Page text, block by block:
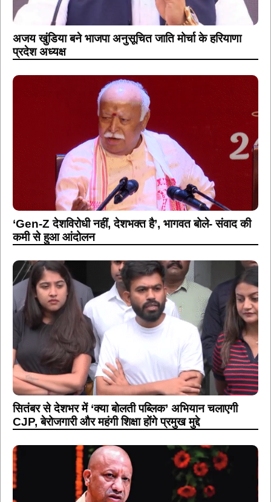
अजय खुंडिया बने भाजपा अनुसूचित जाति मोर्चा के हरियाणा
प्रदेश अध्यक्ष
‘Gen-Z देशविरोधी नहीं, देशभक्त है’, भागवत बोले- संवाद की
कमी से हुआ आंदोलन
सितंबर से देशभर में ‘क्या बोलती पब्लिक’ अभियान चलाएगी
CJP, बेरोजगारी और महंगी शिक्षा होंगे प्रमुख मुद्दे